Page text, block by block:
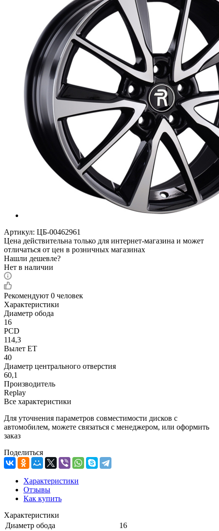
Артикул: ЦБ-00462961
Цена действительна только для интернет-магазина и может
отличаться от цен в розничных магазинах
Нашли дешевле?
Нет в наличии
Рекомендуют 0 человек
Характеристики
Диаметр обода
16
PCD
114,3
Вылет ET
40
Диаметр центрального отверстия
60,1
Производитель
Replay
Все характеристики
Для уточнения параметров совместимости дисков с
автомобилем, можете связаться с менеджером, или оформить
заказ
Поделиться
Характеристики
Отзывы
Как купить
Характеристики
Диаметр обода
16